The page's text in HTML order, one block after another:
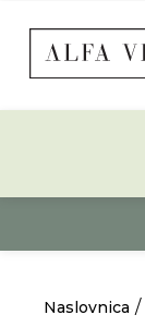
Naslovnica